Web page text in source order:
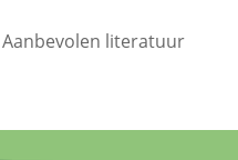
Aanbevolen literatuur